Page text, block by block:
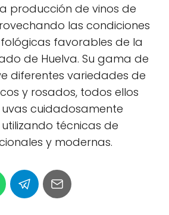
producción de vinos de
las condiciones
favorables de la
de Huelva. Su gama de
diferentes variedades de
y rosados, todos ellos
cuidadosamente
técnicas de
y modernas.